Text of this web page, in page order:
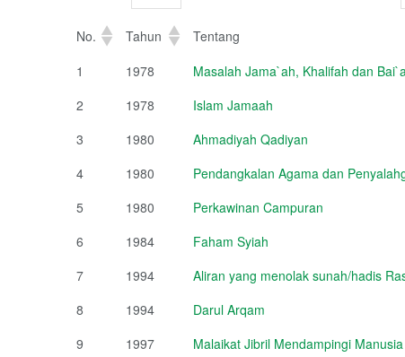
No. Tahun
Tentang
1
1978
Masalah Jama`ah, Khalifah dan
2
1978
Islam Jamaah
3
1980
Ahmadiyah Qadiyan
4
1980
Pendangkalan Agama dan
5
1980
Perkawinan Campuran
6
1984
Faham Syiah
7
1994
Aliran yang menolak sunah/hadis
8
1994
Darul Arqam
9
1997
Malaikat Jibril Mendampingi Manusia